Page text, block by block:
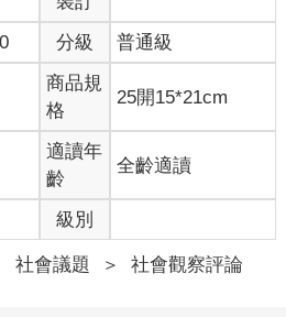
性都不同。你所能想像到的每一種
裡了。合法與非法的，安全與危險
往矣的，以及聽命於人──甚至受制
以及為了放棄自我的。有的是悲
如同Vi Khi Nao在〈一顆酪梨打算要
該怎麼辦？又不是它讓它懷孕的。
Cooper精確地寫出了人工流產的
分級 普通級
商品規
格
25開15*21cm
適讀年
齡
全齡適讀
級別
社會議題 ＞ 社會觀察評論